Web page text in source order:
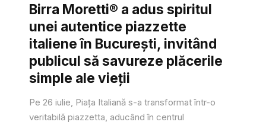
Birra Moretti® a adus spiritul
unei autentice piazzette
italiene în București, invitând
publicul să savureze plăcerile
simple ale vieții
Pe 26 iulie, Piața Italiană s-a transformat într-o
veritabilă piazzetta, aducând în centrul